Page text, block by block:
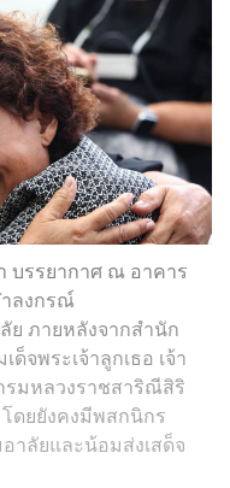
บรรยากาศ ณ อาคาร
ลงกรณ์
ย ภายหลังจากสำนัก
จพระเจ้าลูกเธอ เจ้า
รมหลวงราชสาริณีสิริ
ดยยังคงมีพสกนิกร
าลัยและน้อมส่งเสด็จ